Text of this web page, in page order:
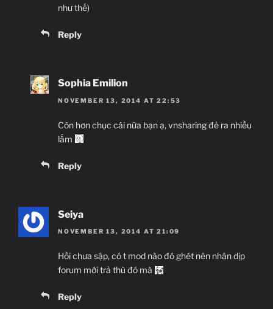
như thế)
Reply
Sophia Emilion
NOVEMBER 13, 2014 AT 22:53
Còn hơn chục cái nữa bạn ạ, vnsharing đẻ ra nhiều
lắm
Reply
Seiya
NOVEMBER 13, 2014 AT 21:09
Hồi chưa sập, có t mod nào đó ghét nên nhân dịp
forum mới trả thù đó mà
Reply